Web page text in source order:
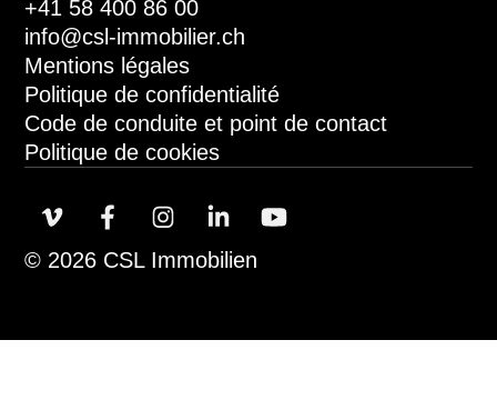
+41 58 400 86 00
info@csl-immobilier.ch
Mentions légales
Politique de confidentialité
Code de conduite et point de contact
Politique de cookies
© 2026 CSL Immobilien